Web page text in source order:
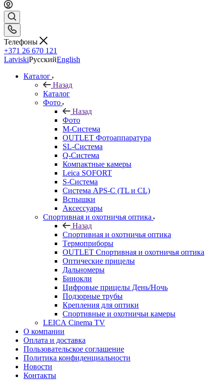
Телефоны
+371 26 670 121
LatviskiРусскийEnglish
Каталог
Назад
Каталог
Фото
Назад
Фото
M-Система
OUTLET Фотоаппаратура
SL-Система
Q-Cистема
Компактные камеры
Leica SOFORT
S-Система
Система APS-C (TL и CL)
Вспышки
Аксессуары
Спортивная и охотничья оптика
Назад
Спортивная и охотничья оптика
Tермоприборы
OUTLET Спортивная и охотничья оптика
Оптические прицелы
Дальномеры
Бинокли
Цифровые прицелы День/Ночь
Подзорные трубы
Крепления для оптики
Спортивные и охотничьи камеры
LEICA Cinema TV
О компании
Оплата и доставка
Пользовательское соглашение
Политика конфиденциальности
Новости
Контакты